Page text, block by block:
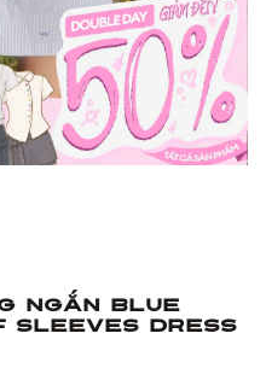
ngắn Blue
Sleeves Dress